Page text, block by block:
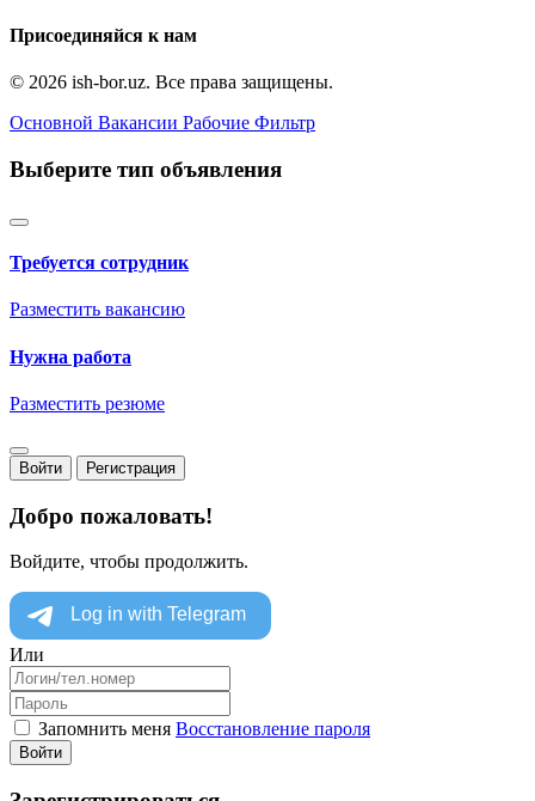
Присоединяйся к нам
© 2026 ish-bor.uz. Все права защищены.
Основной Вакансии Рабочие Фильтр
Выберите тип объявления
Требуется сотрудник
Разместить вакансию
Нужна работа
Разместить резюме
Войти Регистрация
Добро пожаловать!
Войдите, чтобы продолжить.
Или
Запомнить меня Восстановление пароля
Войти